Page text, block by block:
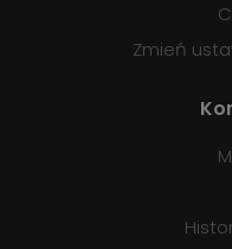
Zmień